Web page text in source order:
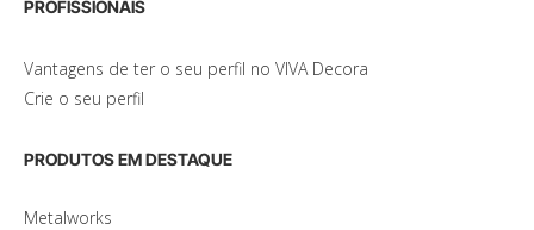
PROFISSIONAIS
Vantagens de ter o seu perfil no VIVA Decora
Crie o seu perfil
PRODUTOS EM DESTAQUE
Metalworks